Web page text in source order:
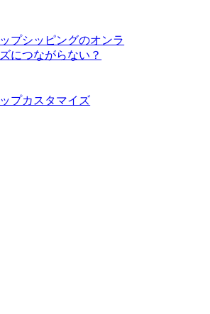
プシッピングのオンラ
につながらない？
プカスタマイズ